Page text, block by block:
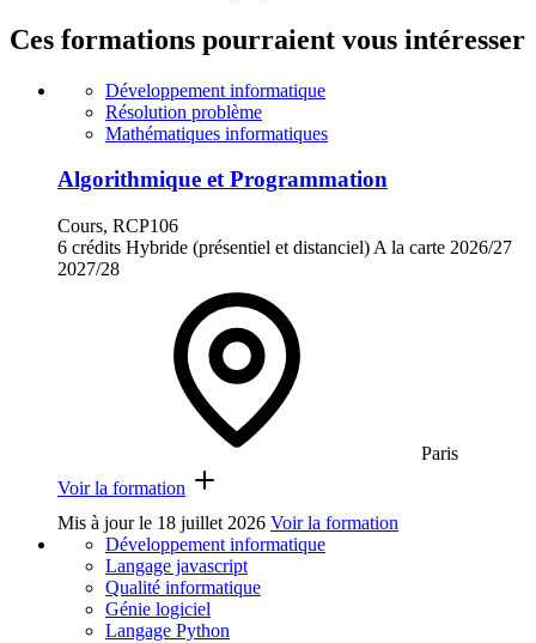
Ces formations pourraient vous intéresser
Développement informatique
Résolution problème
Mathématiques informatiques
Algorithmique et Programmation
Cours, RCP106
6 crédits Hybride (présentiel et distanciel) A la carte 2026/27
2027/28
Paris
Voir la formation
Mis à jour le 18 juillet 2026 Voir la formation
Développement informatique
Langage javascript
Qualité informatique
Génie logiciel
Langage Python